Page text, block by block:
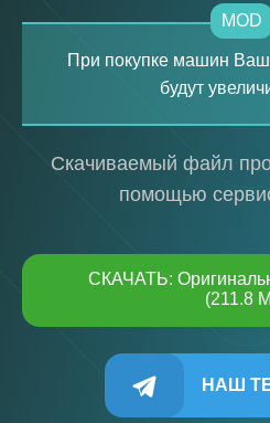
MOD
При покупке машин
будут
Скачиваемый файл
помощью
СКАЧАТЬ:
(211.8
НАШ